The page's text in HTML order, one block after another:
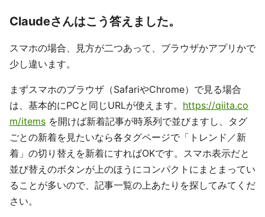
Claudeさんはこう答えました。
スマホの場合、見方が二つあって、ブラウザかアプリかで
少し違います。
まずスマホのブラウザ（SafariやChrome）で見る場合
は、基本的にPCと同じURLが使えます。 https://qiita.co
m/items を開けば新着記事が時系列で並びますし、タグ
ごとの新着を見たいなら各タグページで「トレンド／新
着」の切り替えを新着にすればOKです。スマホ表示だと
並び替えのボタンが上のほうにコンパクトにまとまってい
ることが多いので、記事一覧の上あたりを探してみてくだ
さい。